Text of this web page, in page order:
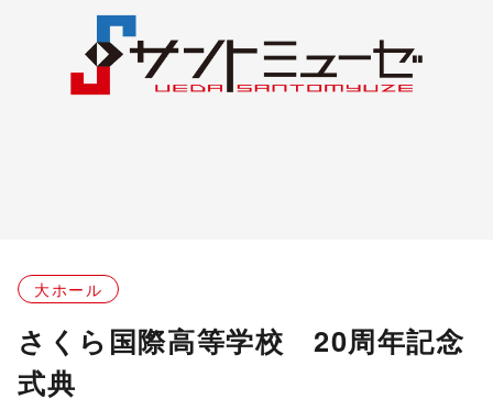
大ホール
さくら国際高等学校 20周年記念
式典